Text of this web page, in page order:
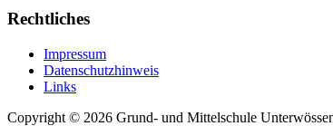
Rechtliches
Impressum
Datenschutzhinweis
Links
Copyright © 2026 Grund- und Mittelschule